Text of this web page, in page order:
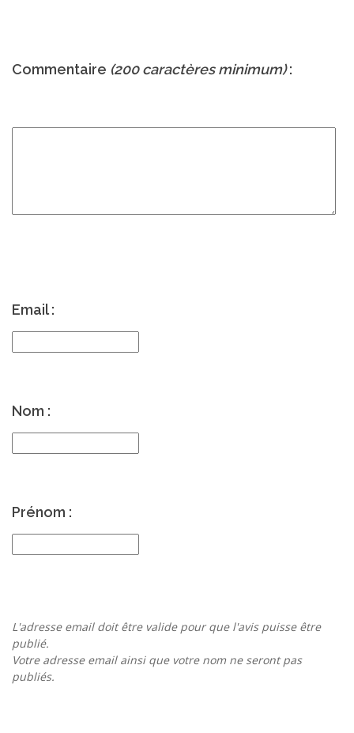
Commentaire (200 caractères minimum):
Email :
Nom :
Prénom :
L'adresse email doit être valide pour que l'avis puisse être
publié.
Votre adresse email ainsi que votre nom ne seront pas
publiés.